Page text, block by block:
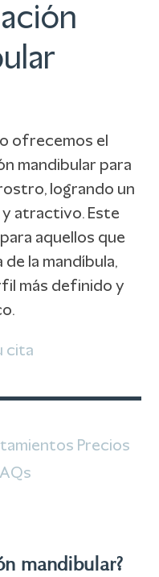
ofrecemos el
mandibular para
logrando un
atractivo. Este
aquellos que
la mandíbula,
más definido y
cita
Precios
mandibular?